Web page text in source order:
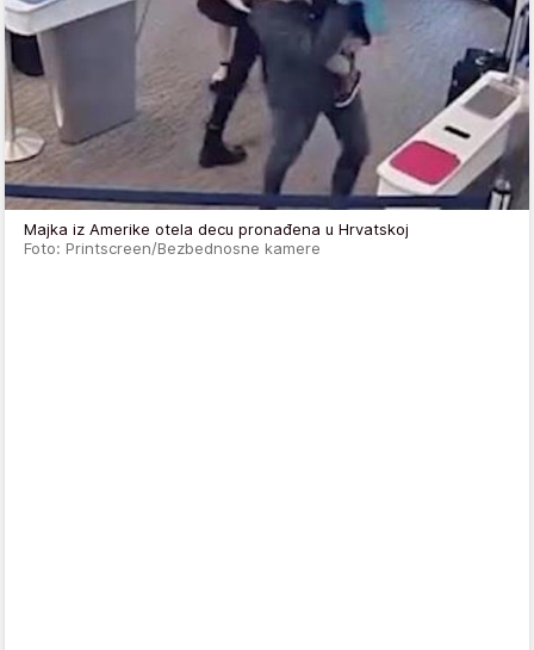
Majka iz Amerike otela decu pronađena u Hrvatskoj
Foto: Printscreen/Bezbednosne kamere